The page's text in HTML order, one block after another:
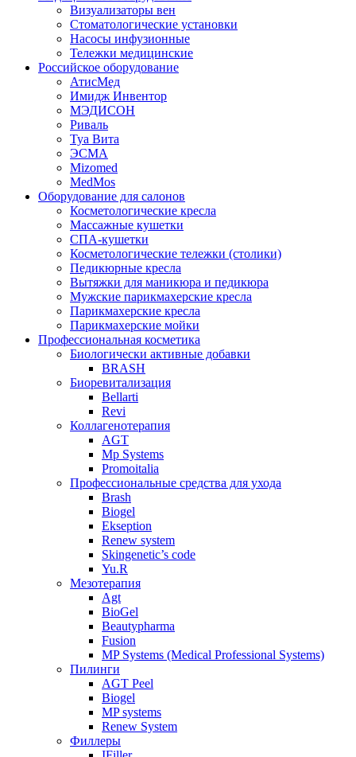
Визуализаторы вен
Стоматологические установки
Насосы инфузионные
Тележки медицинские
Российское оборудование
АтисМед
Имидж Инвентор
МЭДИСОН
Риваль
Туа Вита
ЭСМА
Mizomed
MedMos
Оборудование для салонов
Косметологические кресла
Массажные кушетки
СПА-кушетки
Косметологические тележки (столики)
Педикюрные кресла
Вытяжки для маникюра и педикюра
Мужские парикмахерские кресла
Парикмахерские кресла
Парикмахерские мойки
Профессиональная косметика
Биологически активные добавки
BRASH
Биоревитализация
Bellarti
Revi
Коллагенотерапия
AGT
Mp Systems
Promoitalia
Профессиональные средства для ухода
Brash
Biogel
Ekseption
Renew system
Skingenetic’s code
Yu.R
Мезотерапия
Agt
BioGel
Beautypharma
Fusion
MP Systems (Medical Professional Systems)
Пилинги
AGT Peel
Biogel
MP systems
Renew System
Филлеры